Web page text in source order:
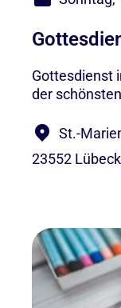
Gottesdienst
der
St.-
23552 Lübeck